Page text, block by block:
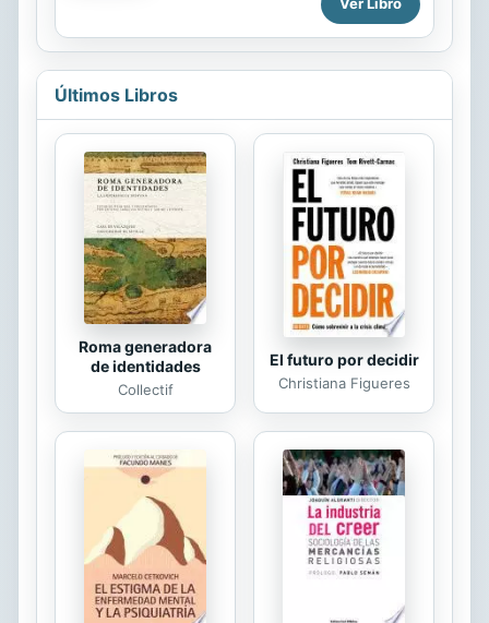
narrativo y filosófico a través del
universo de la humanidad. Antoine
de Saint-Exupéry nos dejó la...
Ver Libro
Últimos Libros
Roma generadora
de identidades
Collectif
El futuro por decidir
Christiana Figueres